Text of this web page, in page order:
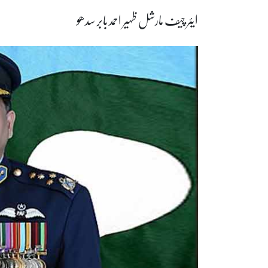
ایئر چیف مارشل ظہیر احمد بابر سدھو